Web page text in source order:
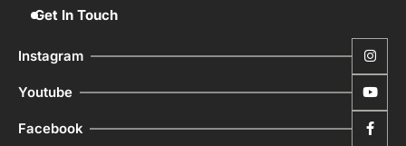
Get In Touch
Instagram
Youtube
Facebook